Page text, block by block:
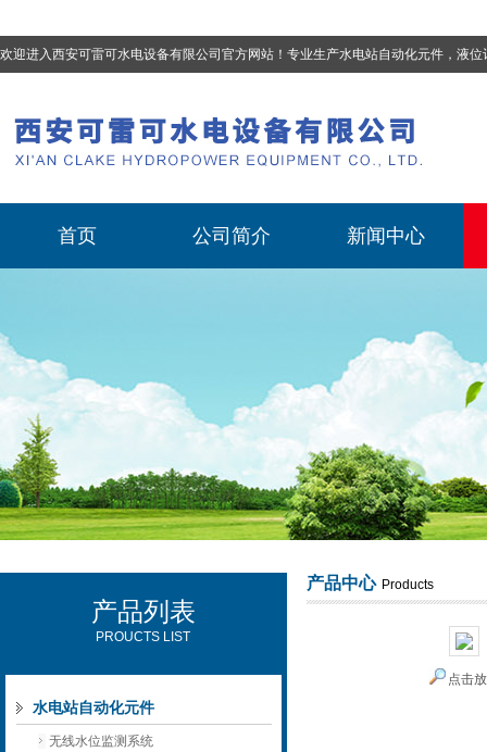
欢迎进入西安可雷可水电设备有限公司官方网站！专业生产水电站自动化元件，液位计、流量计、压力变送器、油混水控制器、温度传感器、电磁阀球阀蝶阀、测速装置、位移
西安可雷可水电设备有限公司
首页 公司简介 新闻中心
产品列表
PROUCTS LIST
水电站自动化元件
无线水位监测系统
产品中心 Products
点击